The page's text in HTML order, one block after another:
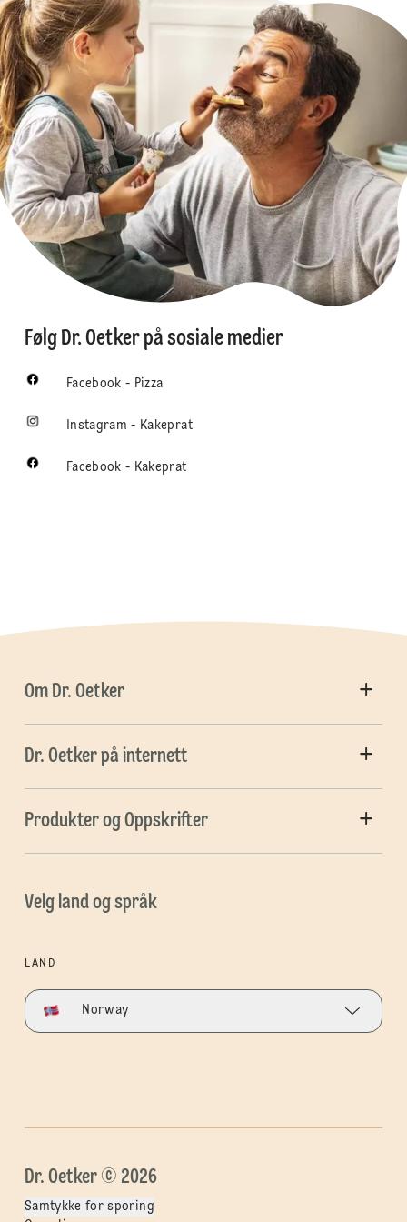
Følg Dr. Oetker på sosiale medier
Facebook - Pizza
Instagram - Kakeprat
Facebook - Kakeprat
Om Dr. Oetker
Dr. Oetker på internett
Produkter og Oppskrifter
Velg land og språk
LAND
Norway
Dr. Oetker © 2026
Samtykke for sporing